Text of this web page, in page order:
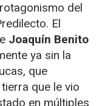
del
El
Joaquín Benito
ya sin la
que
que le vio
en múltiples